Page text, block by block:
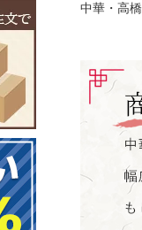
中華・高橋